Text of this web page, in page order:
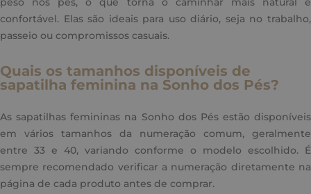
confortável. Elas são ideais para uso diário, seja no trabalho,
passeio ou compromissos casuais.
Quais os tamanhos disponíveis de
sapatilha feminina na Sonho dos Pés?
As sapatilhas femininas na Sonho dos Pés estão disponíveis
em vários tamanhos da numeração comum, geralmente
entre 33 e 40, variando conforme o modelo escolhido. É
sempre recomendado verificar a numeração diretamente na
página de cada produto antes de comprar.